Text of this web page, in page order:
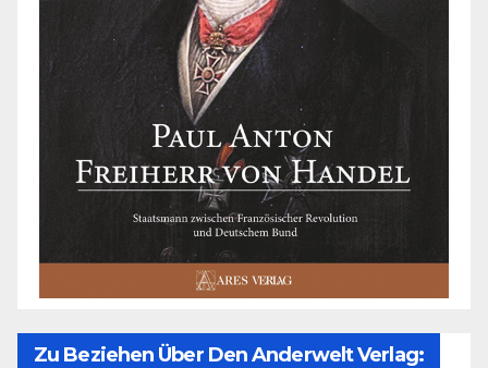
Zu Beziehen Über Den Anderwelt Verlag: